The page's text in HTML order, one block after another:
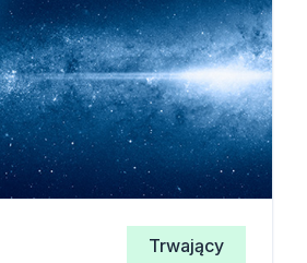
Trwający